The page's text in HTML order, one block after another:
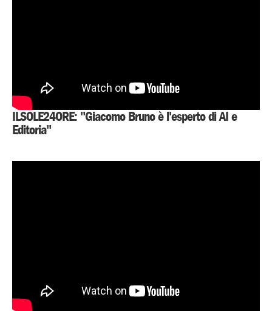
ILSOLE24ORE: "Giacomo Bruno è l'esperto di AI e
Editoria"